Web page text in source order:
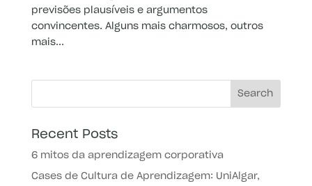
previsões plausíveis e argumentos
convincentes. Alguns mais charmosos, outros
mais...
Recent Posts
6 mitos da aprendizagem corporativa
Cases de Cultura de Aprendizagem: UniAlgar,